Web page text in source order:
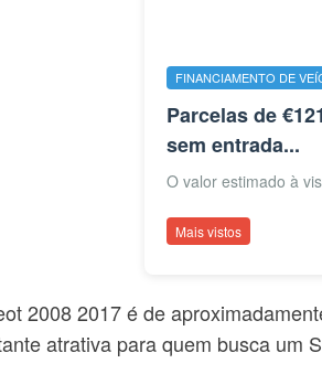
FINANCIAMENTO DE
Parcelas de
sem entrada...
O valor estimado à
Mais vistos
2008 2017 é de
atrativa para quem busca um